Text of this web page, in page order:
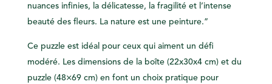
nuances infinies, la délicatesse, la fragilité et l’intense
beauté des fleurs. La nature est une peinture.”
Ce puzzle est idéal pour ceux qui aiment un défi
modéré. Les dimensions de la boîte (22x30x4 cm) et du
puzzle (48×69 cm) en font un choix pratique pour